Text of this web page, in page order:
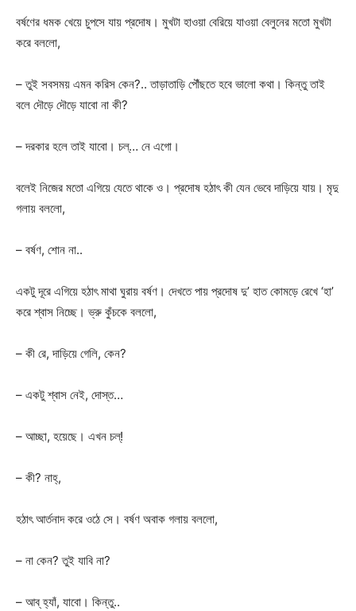
বর্ষণের ধমক খেয়ে চুপসে যায় প্রদোষ। মুখটা হাওয়া বেরিয়ে যাওয়া বেলুনের মতো মুখটা
করে বললো,
– তুই সবসময় এমন করিস কেন?.. তাড়াতাড়ি পৌঁছতে হবে ভালো কথা। কিন্তু তাই
বলে দৌড়ে দৌড়ে যাবো না কী?
– দরকার হলে তাই যাবো। চল্… নে এগো।
বলেই নিজের মতো এগিয়ে যেতে থাকে ও। প্রদোষ হঠাৎ কী যেন ভেবে দাড়িয়ে যায়। মৃদু
গলায় বললো,
– বর্ষণ, শোন না..
একটু দূরে এগিয়ে হঠাৎ মাথা ঘুরায় বর্ষণ। দেখতে পায় প্রদোষ দু’ হাত কোমড়ে রেখে ‘হা’
করে শ্বাস নিচ্ছে। ভ্রু কুঁচকে বললো,
– কী রে, দাড়িয়ে গেলি, কেন?
– একটু শ্বাস নেই, দোস্ত…
– আচ্ছা, হয়েছে। এখন চল্!
– কী? নাহ্,
হঠাৎ আর্তনাদ করে ওঠে সে। বর্ষণ অবাক গলায় বললো,
– না কেন? তুই যাবি না?
– আব্ হ্যাঁ, যাবো। কিন্তু..